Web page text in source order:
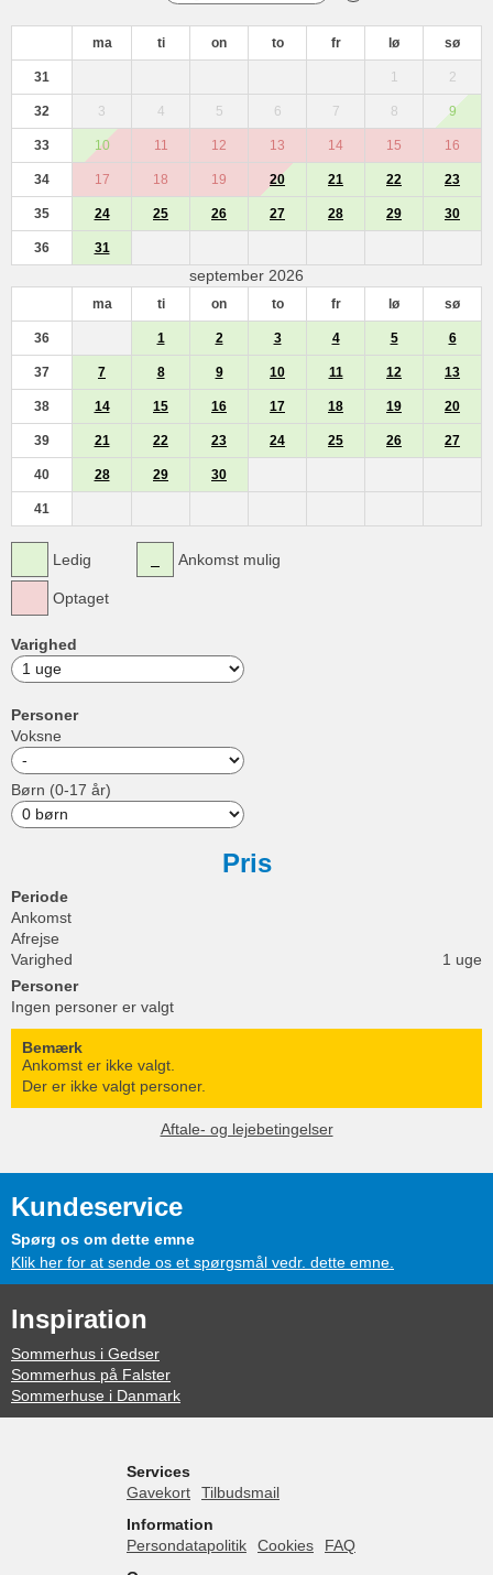
ma ti on to fr lø sø
31 1 2
32 3 4 5 6 7 8 9
33 10 11 12 13 14 15 16
34 17 18 19 20 21 22 23
35 24 25 26 27 28 29 30
36 31
september 2026
ma ti on to fr lø sø
36 1 2 3 4 5 6
37 7 8 9 10 11 12 13
38 14 15 16 17 18 19 20
39 21 22 23 24 25 26 27
40 28 29 30
41
Ledig
Optaget
Ankomst mulig
Varighed
Personer
Voksne
Børn (0-17 år)
Pris
Periode
Ankomst
Afrejse
Varighed
1 uge
Personer
Ingen personer er valgt
Bemærk
Ankomst er ikke valgt.
Der er ikke valgt personer.
Aftale- og lejebetingelser
Kundeservice
Spørg os om dette emne
Klik her for at sende os et spørgsmål vedr. dette emne.
Inspiration
Sommerhus i Gedser
Sommerhus på Falster
Sommerhuse i Danmark
Services
Gavekort
Tilbudsmail
Information
Persondatapolitik
Cookies
FAQ